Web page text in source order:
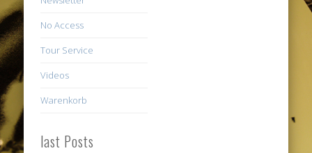
No Access
Tour Service
Videos
Warenkorb
last Posts